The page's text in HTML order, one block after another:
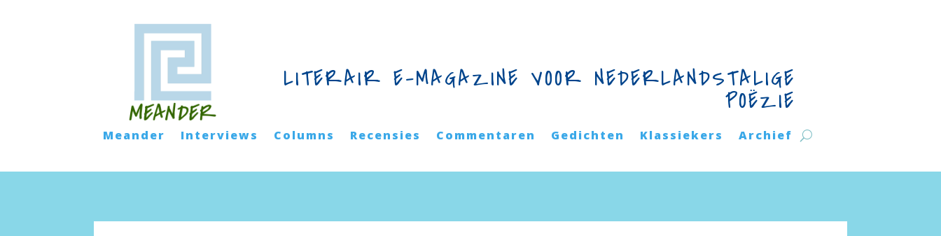
LITERAIR E-MAGAZINE VOOR NEDERLANDSTALIGE
POËZIE
Meander Interviews Columns Recensies Commentaren Gedichten Klassiekers Archief